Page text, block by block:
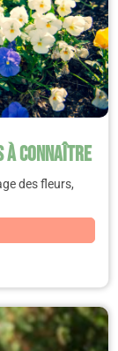
à connaître
des fleurs,